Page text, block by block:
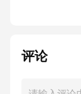
效、智能的
评论